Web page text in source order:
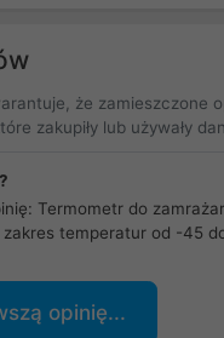
że zamieszczone
zakupiły lub używały
Termometr do
zakres temperatur od -45
opinię...